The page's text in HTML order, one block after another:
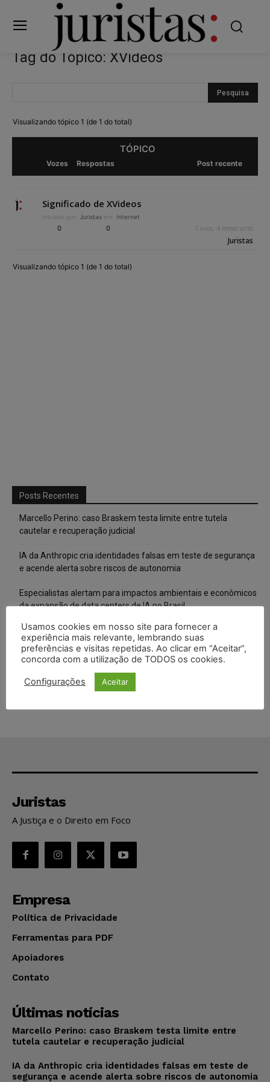
Tag do Tópico: XVideos
Visualizando tópico 1 (de 1 do total)
TÓPICO
Vozes Respostas Post recente
Significado de XVideos
Iniciado por: Juristas em: Internet
0 0 2 anos, 4 meses atrás
Juristas
Visualizando tópico 1 (de 1 do total)
Posts Recentes
Marcello Perino: caso Braskem testa limite entre tutela
cautelar e recuperação judicial
IA da Anthropic cria identidades falsas em teste de segurança
e acende alerta sobre riscos de autonomia
Especialistas alertam para impactos ambientais e econômicos
da expansão de data centers de IA no Brasil
TSE reforça que sistemas das urnas eletrônicas tornam-se
invioláveis após assinatura digital e lacração
STF inicia julgamento sobre constitucionalidade da proibição
dos jogos de azar no Brasil
Juristas
A Justiça e o Direito em Foco
Empresa
Política de Privacidade
Ferramentas para PDF
Apoiadores
Contato
Últimas notícias
Marcello Perino: caso Braskem testa limite entre
tutela cautelar e recuperação judicial
IA da Anthropic cria identidades falsas em teste de
segurança e acende alerta sobre riscos de autonomia
Usamos cookies em nosso site para fornecer a
experiência mais relevante, lembrando suas
preferências e visitas repetidas. Ao clicar em “Aceitar”,
concorda com a utilização de TODOS os cookies.
Configurações Aceitar